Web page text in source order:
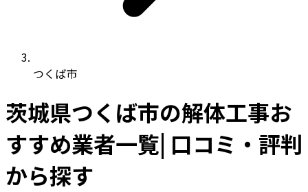
つくば市
茨城県つくば市の解体工事お
すすめ業者一覧| 口コミ・評判
から探す